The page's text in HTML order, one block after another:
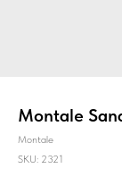
Montale
Montale
SKU: 2321